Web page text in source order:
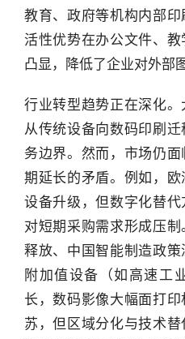
头
条
深
产
数
据
研
选
报
告
创
教育、政府等机构内部
活性优势在办公文件、
凸显，降低了企业对外部
行业转型趋势正在深化
从传统设备向数码印刷
务边界。然而，市场仍
期延长的矛盾。例如，
设备升级，但数字化替
对短期采购需求形成压
释放、中国智能制造政
附加值设备（如高速工
长，数码影像大幅面打
苏，但区域分化与技术